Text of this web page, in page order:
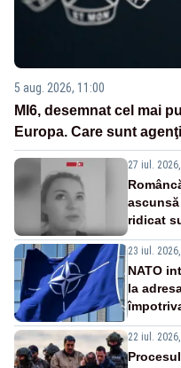
5 aug. 2026, 11:00
MI6, desemnat cel mai
Europa. Care sunt
27 iul.
ridicat
23 iul.
NATO
la
22 iul.